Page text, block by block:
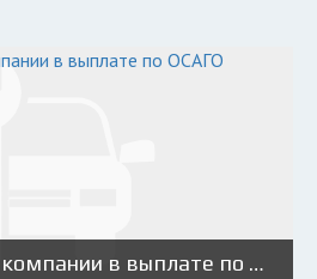
Отказ страховой компании в выплате по ОСАГО